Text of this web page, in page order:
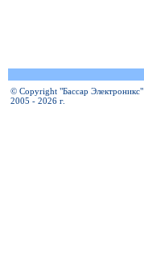
© Copyright "Бассар Электроникс"
2005 - 2026 г.